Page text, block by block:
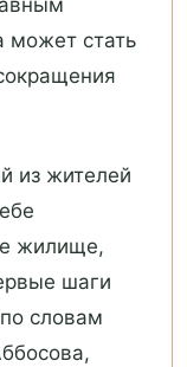
может стать
из жителей
жилище,
шаги
словам